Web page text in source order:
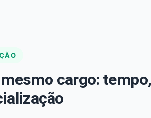
cargo: tempo,